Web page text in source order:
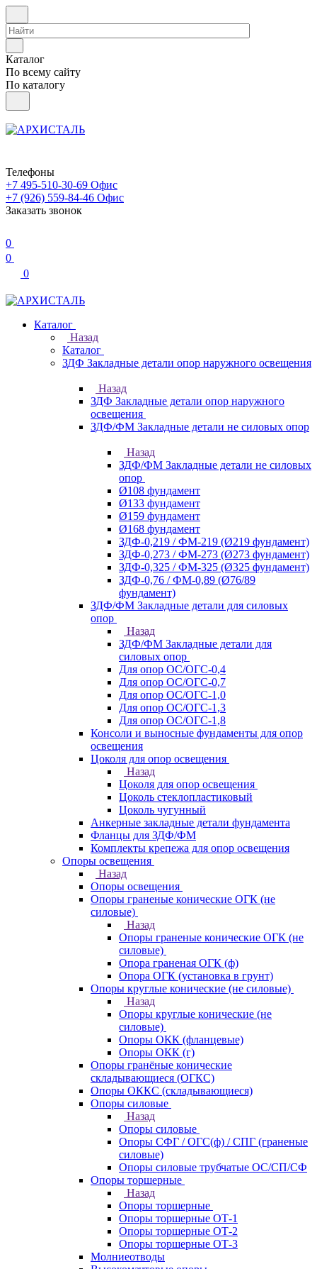
Каталог
По всему сайту
По каталогу
Телефоны
+7 495-510-30-69 Офис
+7 (926) 559-84-46 Офис
Заказать звонок
0
0
0
Каталог
Назад
Каталог
ЗДФ Закладные детали опор наружного освещения
Назад
ЗДФ Закладные детали опор наружного
освещения
ЗДФ/ФМ Закладные детали не силовых опор
Назад
ЗДФ/ФМ Закладные детали не силовых
опор
Ø108 фундамент
Ø133 фундамент
Ø159 фундамент
Ø168 фундамент
ЗДФ-0,219 / ФМ-219 (Ø219 фундамент)
ЗДФ-0,273 / ФМ-273 (Ø273 фундамент)
ЗДФ-0,325 / ФМ-325 (Ø325 фундамент)
ЗДФ-0,76 / ФМ-0,89 (Ø76/89
фундамент)
ЗДФ/ФМ Закладные детали для силовых
опор
Назад
ЗДФ/ФМ Закладные детали для
силовых опор
Для опор ОС/ОГС-0,4
Для опор ОС/ОГС-0,7
Для опор ОС/ОГС-1,0
Для опор ОС/ОГС-1,3
Для опор ОС/ОГС-1,8
Консоли и выносные фундаменты для опор
освещения
Цоколя для опор освещения
Назад
Цоколя для опор освещения
Цоколь стеклопластиковый
Цоколь чугунный
Анкерные закладные детали фундамента
Фланцы для ЗДФ/ФМ
Комплекты крепежа для опор освещения
Опоры освещения
Назад
Опоры освещения
Опоры граненые конические ОГК (не
силовые)
Назад
Опоры граненые конические ОГК (не
силовые)
Опора граненая ОГК (ф)
Опора ОГК (установка в грунт)
Опоры круглые конические (не силовые)
Назад
Опоры круглые конические (не
силовые)
Опоры ОКК (фланцевые)
Опоры ОКК (г)
Опоры гранёные конические
складывающиеся (ОГКС)
Опоры ОККС (складывающиеся)
Опоры силовые
Назад
Опоры силовые
Опоры СФГ / ОГС(ф) / СПГ (граненые
силовые)
Опоры силовые трубчатые ОС/СП/СФ
Опоры торшерные
Назад
Опоры торшерные
Опоры торшерные ОТ-1
Опоры торшерные ОТ-2
Опоры торшерные ОТ-3
Молниеотводы